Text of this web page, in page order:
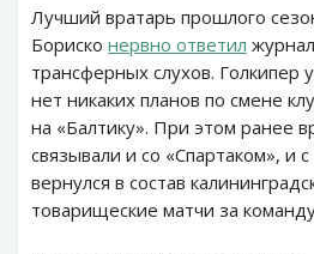
Лучший вратарь прошлого
Бориско нервно ответил
трансферных слухов. Голкипер
нет никаких планов по смене
на «Балтику». При этом ранее
связывали и со «Спартаком», и
вернулся в состав
товарищеские матчи за